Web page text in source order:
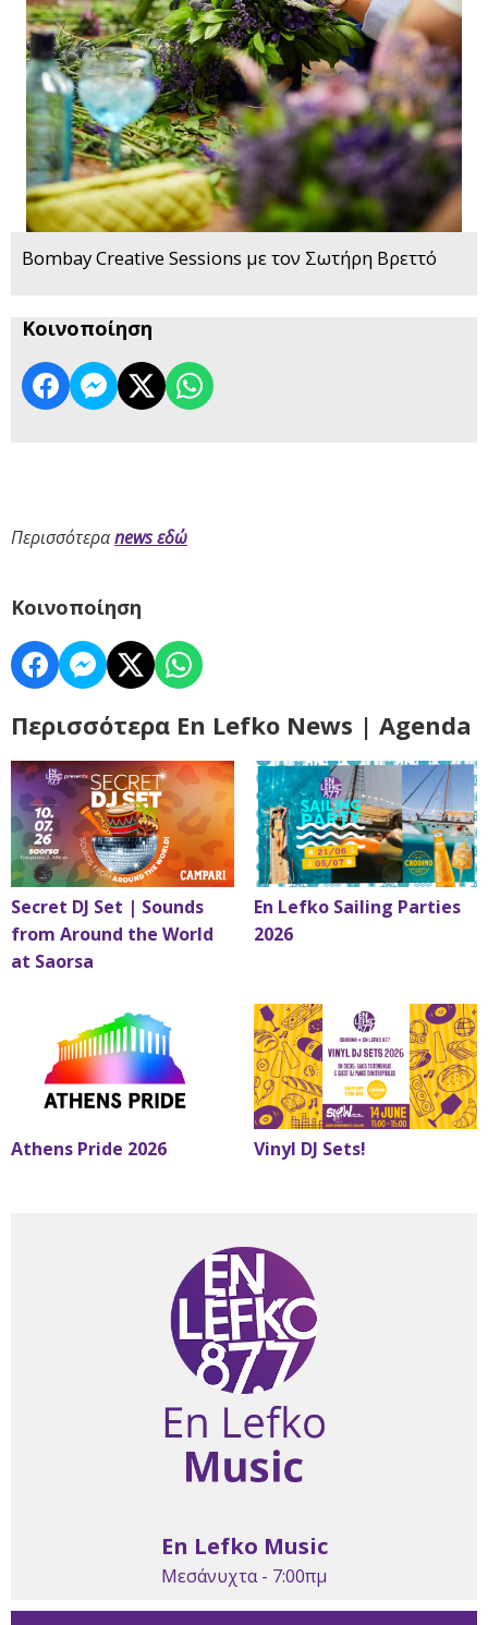
Bombay Creative Sessions με τον Σωτήρη Βρεττό
Κοινοποίηση
Περισσότεραnews εδώ
Κοινοποίηση
Περισσότερα En Lefko News | Agenda
Secret DJ Set | Sounds
from Around the World
at Saorsa
En Lefko Sailing Parties
2026
Athens Pride 2026 Vinyl DJ Sets!
En Lefko Music
Μεσάνυχτα - 7:00πμ